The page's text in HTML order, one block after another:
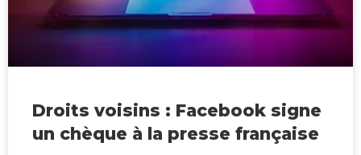
Droits voisins : Facebook signe
un chèque à la presse française